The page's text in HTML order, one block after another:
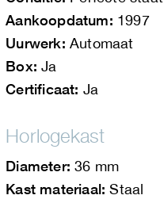
Aankoopdatum: 1997
Uurwerk: Automaat
Box: Ja
Certificaat: Ja
Horlogekast
Diameter: 36 mm
Kast materiaal: Staal